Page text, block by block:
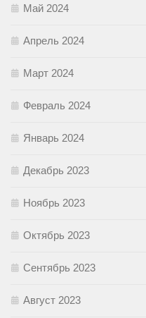
Май 2024
Апрель 2024
Март 2024
Февраль 2024
Январь 2024
Декабрь 2023
Ноябрь 2023
Октябрь 2023
Сентябрь 2023
Август 2023